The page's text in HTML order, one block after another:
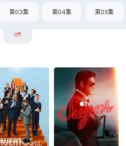
第03集 第04集 第05集